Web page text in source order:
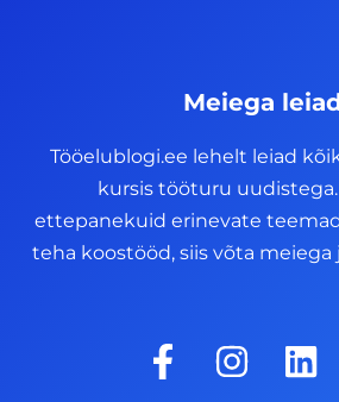
Meiega
Tööelublogi.ee lehelt leiad
kursis tööturu
ettepanekuid erinevate
teha koostööd, siis võta
F
a
I
n
L
i